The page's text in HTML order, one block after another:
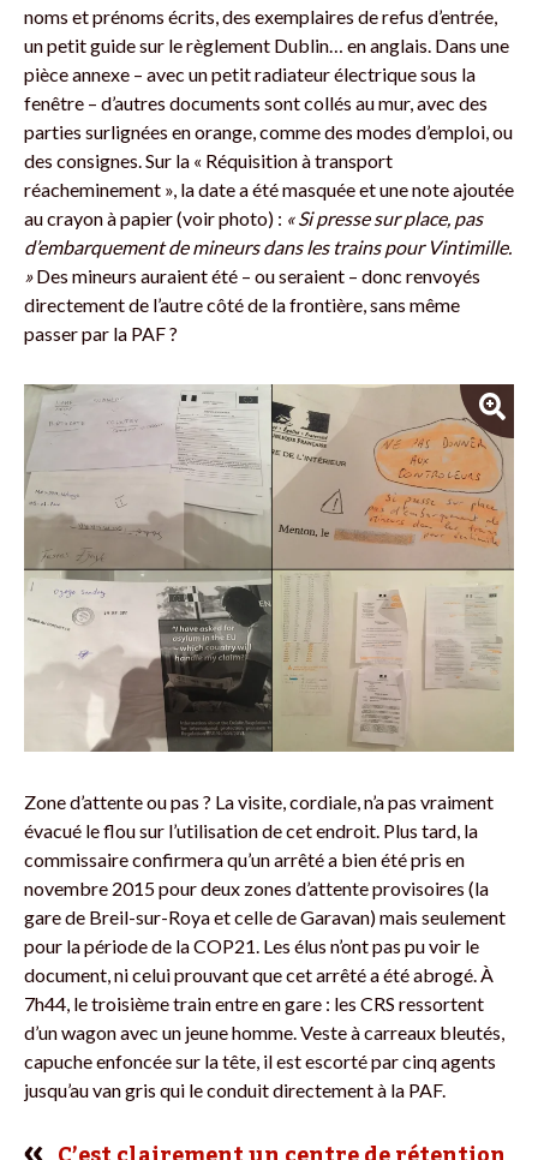
noms et prénoms écrits, des exemplaires de refus d’entrée,
un petit guide sur le règlement Dublin… en anglais. Dans une
pièce annexe – avec un petit radiateur électrique sous la
fenêtre – d’autres documents sont collés au mur, avec des
parties surlignées en orange, comme des modes d’emploi, ou
des consignes. Sur la « Réquisition à transport
réacheminement », la date a été masquée et une note ajoutée
au crayon à papier (voir photo) : « Si presse sur place, pas
d’embarquement de mineurs dans les trains pour Vintimille.
»Des mineurs auraient été – ou seraient – donc renvoyés
directement de l’autre côté de la frontière, sans même
passer par la PAF ?
Zone d’attente ou pas ? La visite, cordiale, n’a pas vraiment
évacué le flou sur l’utilisation de cet endroit. Plus tard, la
commissaire confirmera qu’un arrêté a bien été pris en
novembre 2015 pour deux zones d’attente provisoires (la
gare de Breil-sur-Roya et celle de Garavan) mais seulement
pour la période de la COP21. Les élus n’ont pas pu voir le
document, ni celui prouvant que cet arrêté a été abrogé. À
7h44, le troisième train entre en gare : les CRS ressortent
d’un wagon avec un jeune homme. Veste à carreaux bleutés,
capuche enfoncée sur la tête, il est escorté par cinq agents
jusqu’au van gris qui le conduit directement à la PAF.